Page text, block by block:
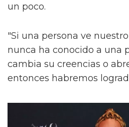
un poco.
"Si una persona ve
nunca ha conocido a una
cambia su creencias o
entonces habremos